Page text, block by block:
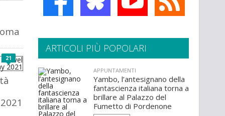
21
ARTICOLI PIÙ POPOLARI
APPUNTAMENTI
Yambo, l’antesignano della
fantascienza italiana torna a
brillare al Palazzo del
Fumetto di Pordenone